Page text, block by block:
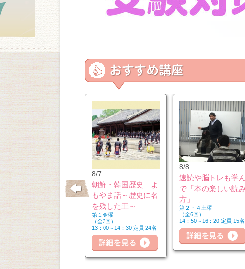
10/26
はじめてのウクレレ
第２・４月曜
（全6回）
14：50～16：20 定員 6名
8/7
朝鮮・韓国歴史 よ
もやま話～歴史に名
を残した王～
第１金曜
（全3回）
13：00～14：30 定員 24名
8/8
速読や脳トレも学ん
で「本の楽しい読み
方」
第２・４土曜
（全6回）
14：50～16：20 定員 15名
を見る 詳細を見る
詳細を見る